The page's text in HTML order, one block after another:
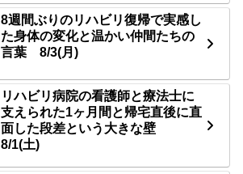
8週間ぶりのリハビリ復帰で実感し
た身体の変化と温かい仲間たちの
言葉 8/3(月)
リハビリ病院の看護師と療法士に
支えられた1ヶ月間と帰宅直後に直
面した段差という大きな壁
8/1(土)